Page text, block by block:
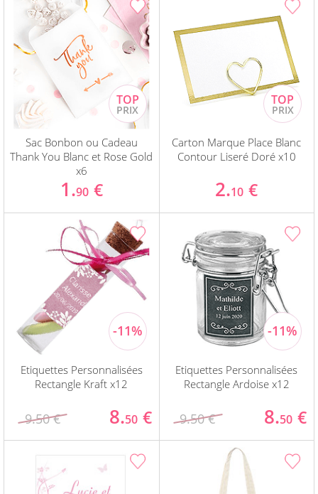
Sac Bonbon ou Cadeau
Thank You Blanc et Rose Gold
x6
1.90 €
Carton Marque Place Blanc
Contour Liseré Doré x10
2.10 €
Etiquettes Personnalisées
Rectangle Kraft x12
9.50 € 8.50 €
Etiquettes Personnalisées
Rectangle Ardoise x12
9.50 € 8.50 €